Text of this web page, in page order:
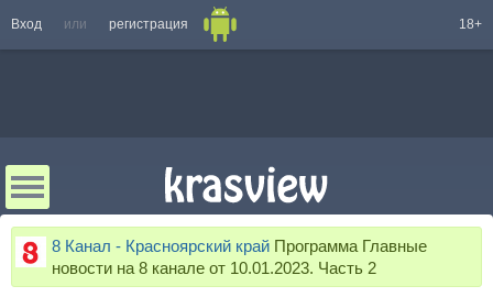
Вход или регистрация 18+
8 Канал - Красноярский край Программа Главные
новости на 8 канале от 10.01.2023. Часть 2